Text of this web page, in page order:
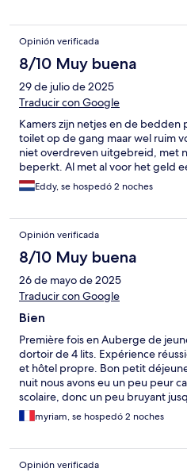
Opinión verificada
8/10 Muy buena
29 de julio de 2025
Traducir con Google
Kamers zijn netjes en de bedden
toilet op de gang maar wel ruim
niet overdreven uitgebreid, met
beperkt. Al met al voor het geld
Eddy, se hospedó 2 noches
Opinión verificada
8/10 Muy buena
26 de mayo de 2025
Traducir con Google
Bien
Première fois en Auberge de
dortoir de 4 lits. Expérience
et hôtel propre. Bon petit
nuit nous avons eu un peu peur
scolaire, donc un peu bruyant
aucun bruit. Par contre seconde
enterrement de vie de garçon. Ils
c’est pas de chance d’être
qu’ils se soient comportés
myriam, se hospedó 2 noches
Opinión verificada